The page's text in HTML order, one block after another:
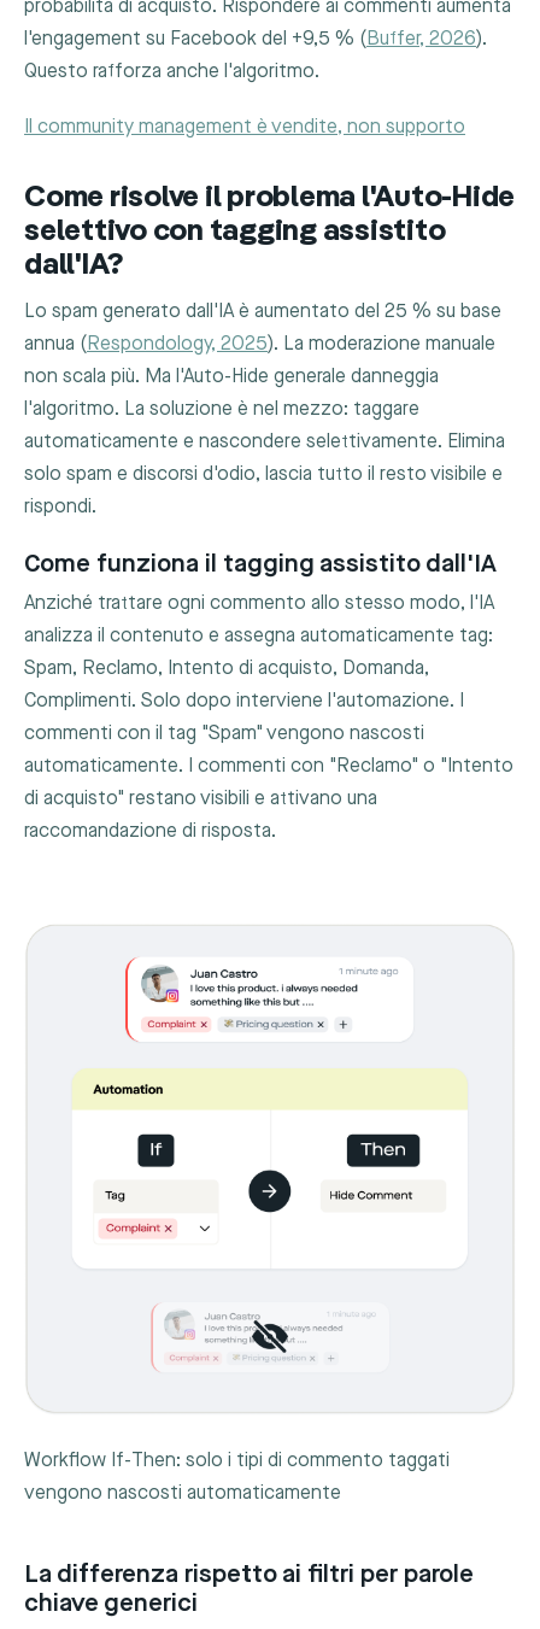
probabilità di acquisto. Rispondere ai commenti aumenta
l'engagement su Facebook del +9,5 % (Buffer, 2026).
Questo rafforza anche l'algoritmo.
Il community management è vendite, non supporto
Come risolve il problema l'Auto-Hide
selettivo con tagging assistito
dall'IA?
Lo spam generato dall'IA è aumentato del 25 % su base
annua (Respondology, 2025). La moderazione manuale
non scala più. Ma l'Auto-Hide generale danneggia
l'algoritmo. La soluzione è nel mezzo: taggare
automaticamente e nascondere selettivamente. Elimina
solo spam e discorsi d'odio, lascia tutto il resto visibile e
rispondi.
Come funziona il tagging assistito dall'IA
Anziché trattare ogni commento allo stesso modo, l'IA
analizza il contenuto e assegna automaticamente tag:
Spam, Reclamo, Intento di acquisto, Domanda,
Complimenti. Solo dopo interviene l'automazione. I
commenti con il tag "Spam" vengono nascosti
automaticamente. I commenti con "Reclamo" o "Intento
di acquisto" restano visibili e attivano una
raccomandazione di risposta.
Workflow If-Then: solo i tipi di commento taggati
vengono nascosti automaticamente
La differenza rispetto ai filtri per parole
chiave generici